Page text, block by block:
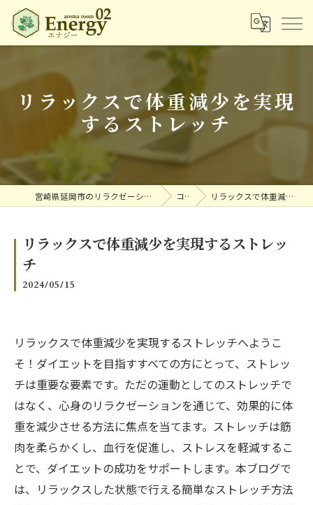
リラックスで体重減少を実現
するストレッチ
宮崎県延岡市のリラクゼーションならアロマルームエナジー コラム リラックスで体重減少を実現するストレッチ
リラックスで体重減少を実現するストレッ
チ
2024/05/15
リラックスで体重減少を実現するストレッチへようこ
そ！ダイエットを目指すすべての方にとって、ストレッ
チは重要な要素です。ただの運動としてのストレッチで
はなく、心身のリラクゼーションを通じて、効果的に体
重を減少させる方法に焦点を当てます。ストレッチは筋
肉を柔らかくし、血行を促進し、ストレスを軽減するこ
とで、ダイエットの成功をサポートします。本ブログで
は、リラックスした状態で行える簡単なストレッチ方法